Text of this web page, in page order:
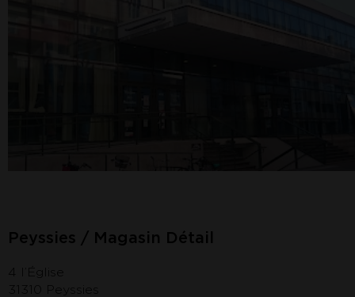
Peyssies / Magasin Détail
4 l’Église
31310 Peyssies